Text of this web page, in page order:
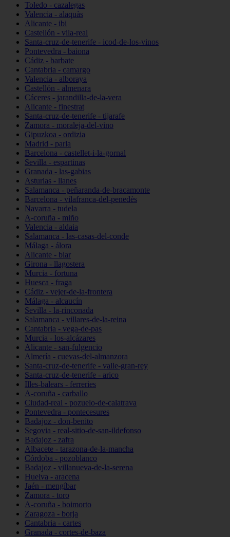
Toledo - cazalegas
Valencia - alaquàs
Alicante - ibi
Castellón - vila-real
Santa-cruz-de-tenerife - icod-de-los-vinos
Pontevedra - baiona
Cádiz - barbate
Cantabria - camargo
Valencia - alboraya
Castellón - almenara
Cáceres - jarandilla-de-la-vera
Alicante - finestrat
Santa-cruz-de-tenerife - tijarafe
Zamora - moraleja-del-vino
Gipuzkoa - ordizia
Madrid - parla
Barcelona - castellet-i-la-gornal
Sevilla - espartinas
Granada - las-gabias
Asturias - llanes
Salamanca - peñaranda-de-bracamonte
Barcelona - vilafranca-del-penedès
Navarra - tudela
A-coruña - miño
Valencia - aldaia
Salamanca - las-casas-del-conde
Málaga - álora
Alicante - biar
Girona - llagostera
Murcia - fortuna
Huesca - fraga
Cádiz - vejer-de-la-frontera
Málaga - alcaucín
Sevilla - la-rinconada
Salamanca - villares-de-la-reina
Cantabria - vega-de-pas
Murcia - los-alcázares
Alicante - san-fulgencio
Almería - cuevas-del-almanzora
Santa-cruz-de-tenerife - valle-gran-rey
Santa-cruz-de-tenerife - arico
Illes-balears - ferreries
A-coruña - carballo
Ciudad-real - pozuelo-de-calatrava
Pontevedra - pontecesures
Badajoz - don-benito
Segovia - real-sitio-de-san-ildefonso
Badajoz - zafra
Albacete - tarazona-de-la-mancha
Córdoba - pozoblanco
Badajoz - villanueva-de-la-serena
Huelva - aracena
Jaén - mengíbar
Zamora - toro
A-coruña - boimorto
Zaragoza - borja
Cantabria - cartes
Granada - cortes-de-baza